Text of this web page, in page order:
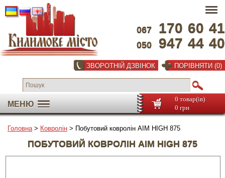
067 170 60 41
050 947 44 40
ЗВОРОТНІЙ ДЗВІНОК ПОРІВНЯТИ (0)
МЕНЮ
0 товар(ів)
0 грн
Головна> Ковролін > Побутовий ковролін AIM HIGH 875
ПОБУТОВИЙ КОВРОЛІН AIM HIGH 875